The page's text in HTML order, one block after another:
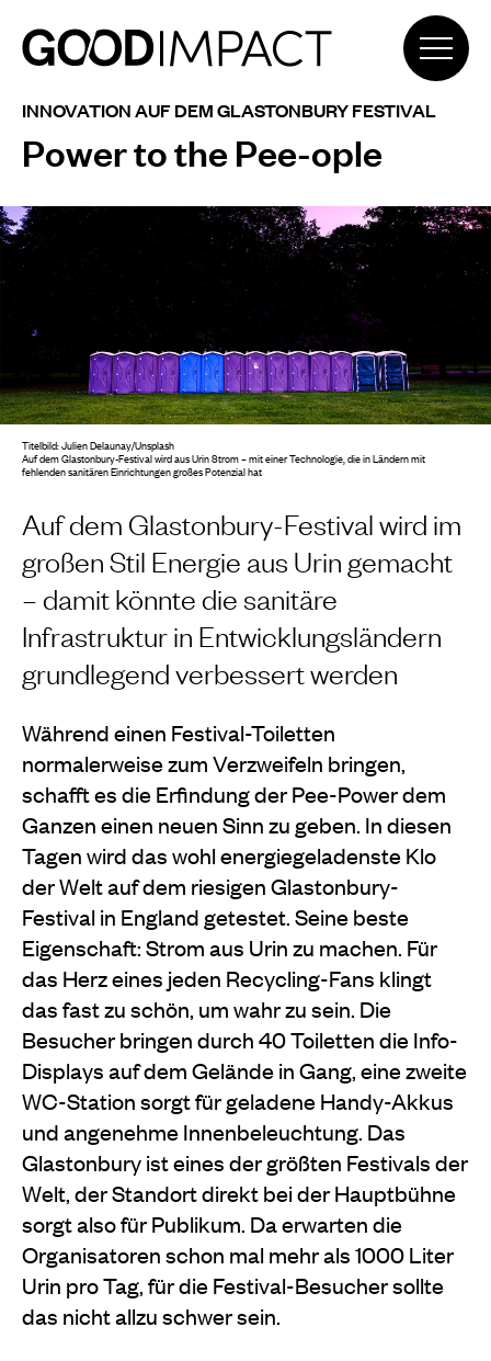
INNOVATION AUF DEM GLASTONBURY FESTIVAL
Power to the Pee-ople
Auf dem Glastonbury-Festival wird im
großen Stil Energie aus Urin gemacht
– damit könnte die sanitäre
Infrastruktur in Entwicklungsländern
grundlegend verbessert werden
Während einen Festival-Toiletten
normalerweise zum Verzweifeln bringen,
schafft es die Erfindung der Pee-Power dem
Ganzen einen neuen Sinn zu geben. In diesen
Tagen wird das wohl energiegeladenste Klo
der Welt auf dem riesigen Glastonbury-
Festival in England getestet. Seine beste
Eigenschaft: Strom aus Urin zu machen. Für
das Herz eines jeden Recycling-Fans klingt
das fast zu schön, um wahr zu sein. Die
Besucher bringen durch 40 Toiletten die Info-
Displays auf dem Gelände in Gang, eine zweite
WC-Station sorgt für geladene Handy-Akkus
und angenehme Innenbeleuchtung. Das
Glastonbury ist eines der größten Festivals der
Welt, der Standort direkt bei der Hauptbühne
sorgt also für Publikum. Da erwarten die
Organisatoren schon mal mehr als 1000 Liter
Urin pro Tag, für die Festival-Besucher sollte
das nicht allzu schwer sein.
Titelbild: Julien Delaunay/Unsplash
Auf dem Glastonbury-Festival wird aus Urin Strom – mit einer Technologie, die in Ländern mit
fehlenden sanitären Einrichtungen großes Potenzial hat